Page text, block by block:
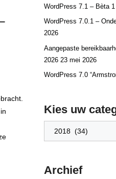
Service
WordPress 7.1 – Bèta 1
WordPress 7.0.1 –
2026
Aangepaste
2026 23 mei 2026
WordPress 7.0
Kies uw
Archief